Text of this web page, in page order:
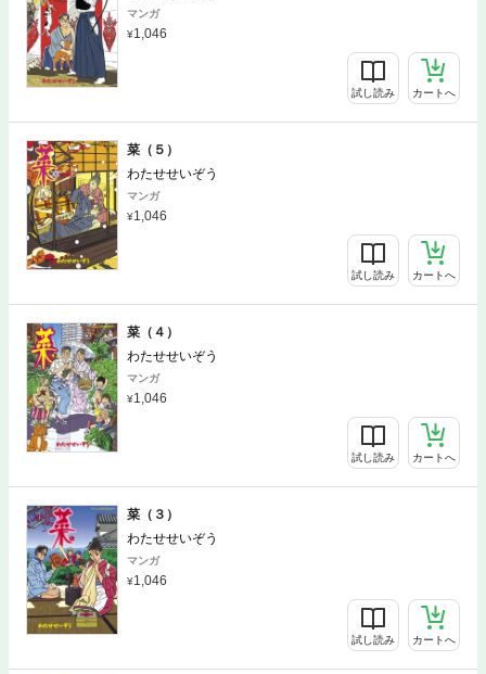
マンガ
1,046
試し読み カートへ
菜（５）
わたせせいぞう
マンガ
1,046
試し読み カートへ
菜（４）
わたせせいぞう
マンガ
1,046
試し読み カートへ
菜（３）
わたせせいぞう
マンガ
1,046
試し読み カートへ